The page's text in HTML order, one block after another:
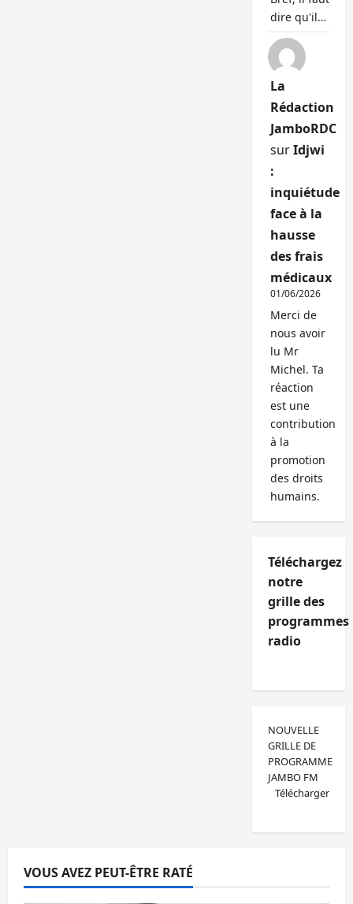
dire qu'il…
La
Rédaction
JamboRDC
surIdjwi
:
inquiétude
face à la
hausse
des frais
médicaux
01/06/2026
Merci de
nous avoir
lu Mr
Michel. Ta
réaction
est une
contribution
à la
promotion
des droits
humains.
Téléchargez
notre
grille des
programmes
radio
NOUVELLE
GRILLE DE
PROGRAMME
JAMBO FM
Télécharger
VOUS AVEZ PEUT-ÊTRE RATÉ